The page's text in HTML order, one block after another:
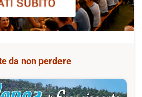
da non perdere